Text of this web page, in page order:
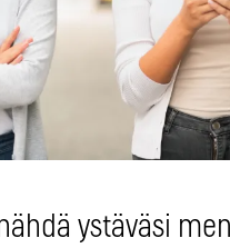
ystäväsi